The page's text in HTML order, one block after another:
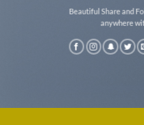
Beautiful Share and
anywhere